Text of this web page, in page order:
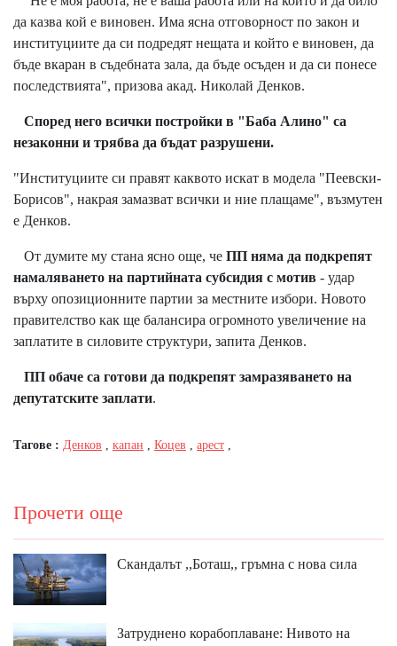
да казва кой е виновен. Има ясна отговорност по закон и
институциите да си подредят нещата и който е виновен, да
бъде вкаран в съдебната зала, да бъде осъден и да си понесе
последствията", призова акад. Николай Денков.
Според него всички постройки в "Баба Алино" са
незаконни и трябва да бъдат разрушени.
"Институциите си правят каквото искат в модела "Пеевски-
Борисов", накрая замазват всички и ние плащаме", възмутен
е Денков.
От думите му стана ясно още, че ПП няма да подкрепят
намаляването на партийната субсидия с мотив - удар
върху опозиционните партии за местните избори. Новото
правителство как ще балансира огромното увеличение на
заплатите в силовите структури, запита Денков.
ПП обаче са готови да подкрепят замразяването на
депутатските заплати.
Тагове : Денков капан Коцев арест
Прочети още
Скандалът ,,Боташ,, гръмна с нова сила
Затруднено корабоплаване: Нивото на